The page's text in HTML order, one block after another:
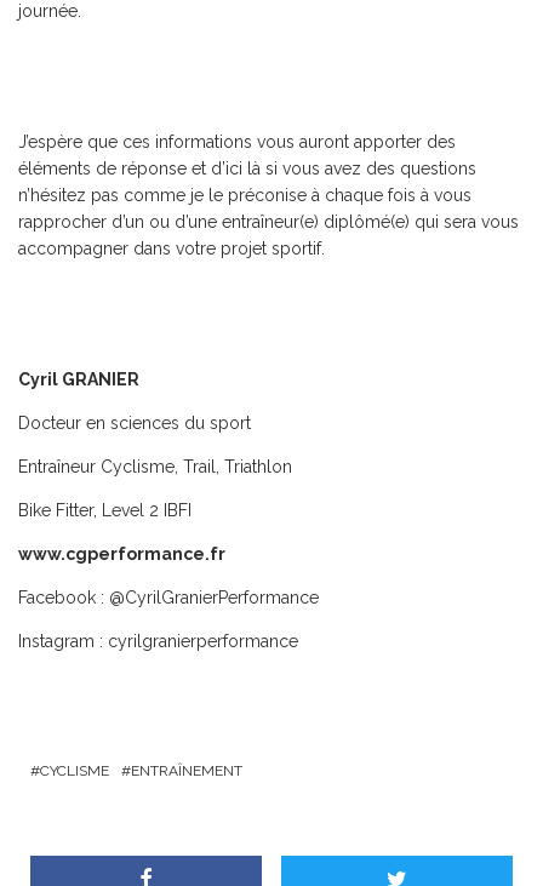
journée.
J’espère que ces informations vous auront apporter des
éléments de réponse et d’ici là si vous avez des questions
n’hésitez pas comme je le préconise à chaque fois à vous
rapprocher d’un ou d’une entraîneur(e) diplômé(e) qui sera vous
accompagner dans votre projet sportif.
Cyril GRANIER
Docteur en sciences du sport
Entraîneur Cyclisme, Trail, Triathlon
Bike Fitter, Level 2 IBFI
www.cgperformance.fr
Facebook : @CyrilGranierPerformance
Instagram : cyrilgranierperformance
CYCLISME ENTRAÎNEMENT